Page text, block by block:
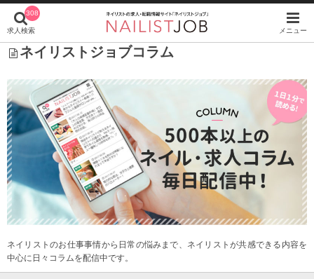
308
求人検索 メニュー
ネイリストジョブコラム
ネイリストのお仕事事情から日常の悩みまで、ネイリストが共感できる内容を
中心に日々コラムを配信中です。